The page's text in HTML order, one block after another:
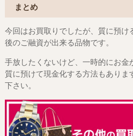
まとめ
今回はお買取りでしたが、質に預け
後のご融資が出来る品物です。
手放したくないけど、一時的にお金
質に預けて現金化する方法もありま
下さい。